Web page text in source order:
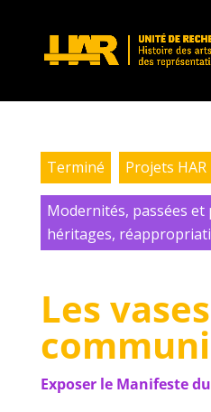
Terminé Projets HAR
Modernités, passées
héritages,
Les vases
Exposer le Manifeste